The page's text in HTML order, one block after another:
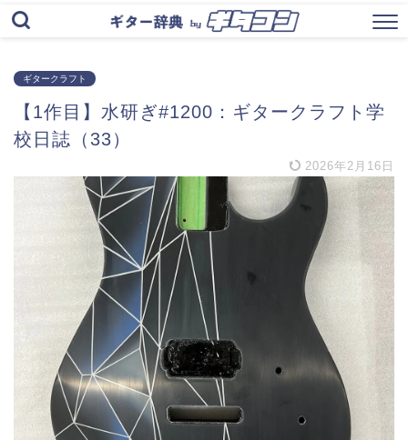
ギタークラフト
【1作目】水研ぎ#1200：ギタークラフト学
校日誌（33）
2026年2月16日